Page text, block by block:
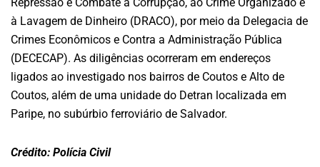
à Lavagem de Dinheiro (DRACO), por meio da Delegacia de
Crimes Econômicos e Contra a Administração Pública
(DECECAP). As diligências ocorreram em endereços
ligados ao investigado nos bairros de Coutos e Alto de
Coutos, além de uma unidade do Detran localizada em
Paripe, no subúrbio ferroviário de Salvador.
Crédito: Polícia Civil